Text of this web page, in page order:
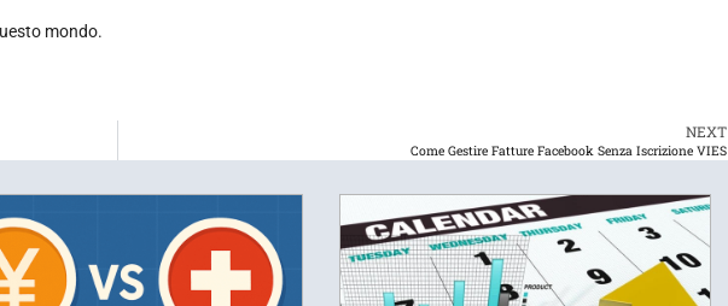
mondo.
NEXT
Come Gestire Fatture Facebook Senza Iscrizione VIES